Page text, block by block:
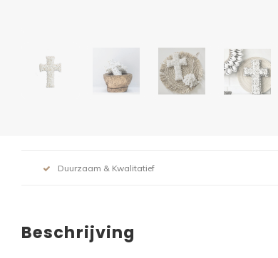
Duurzaam & Kwalitatief
Beschrijving